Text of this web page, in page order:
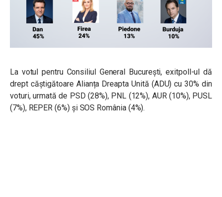
La votul pentru Consiliul General București, exitpoll-ul dă
drept căștigătoare Alianța Dreapta Unită (ADU) cu 30% din
voturi, urmată de PSD (28%), PNL (12%), AUR (10%), PUSL
(7%), REPER (6%) și SOS România (4%).